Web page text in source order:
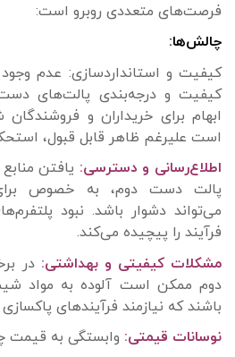
فرصت‌های متعددی روبرو است:
چالش‌ها:
کیفیت و استانداردسازی: عدم
کیفیت و درجه‌بندی پالت‌های
ابهام برای خریداران و
است علیرغم ظاهر قابل قبول،
اطلاع‌رسانی و دسترسی: یافتن
پالت دست دوم، به خصوص
می‌تواند دشوار باشد. نبود
فرآیند را پیچیده می‌کند.
مشکلات کیفیتی و بهداشتی: در
دوم ممکن است آلوده به مواد
باشند که نیازمند فرآیندهای
نوسانات قیمتی: وابستگی به قیمت